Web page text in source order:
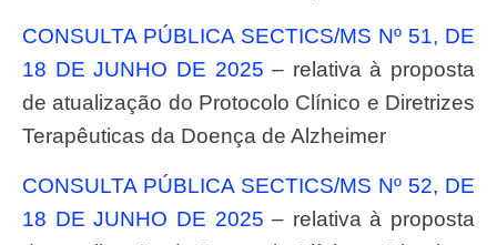
CONSULTA PÚBLICA SECTICS/MS Nº 51, DE
18 DE JUNHO DE 2025 – relativa à proposta
de atualização do Protocolo Clínico e Diretrizes
Terapêuticas da Doença de Alzheimer
CONSULTA PÚBLICA SECTICS/MS Nº 52, DE
18 DE JUNHO DE 2025 – relativa à proposta